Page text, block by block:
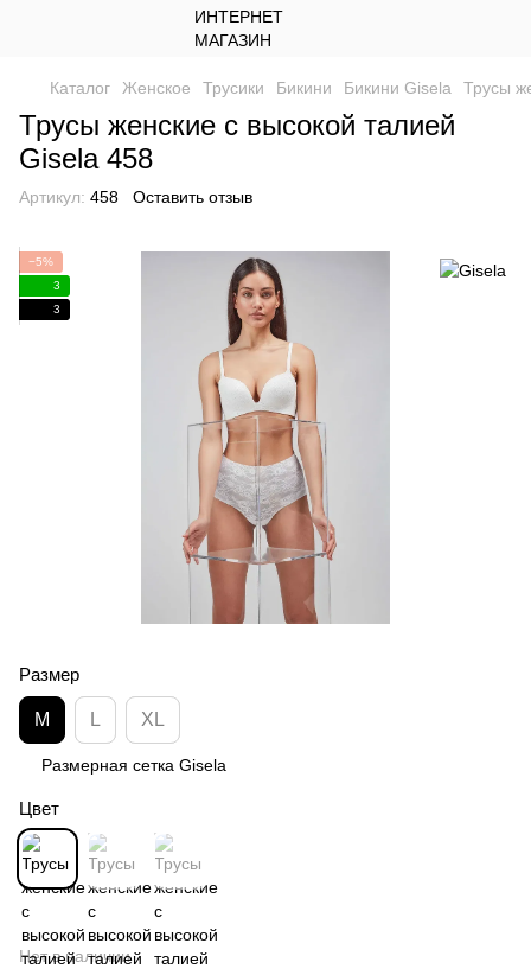
Каталог Женское Трусики Бикини Бикини Gisela Трусы
Трусы женские с высокой талией
Gisela 458
Артикул: 458 Оставить отзыв
−5%
3
3
Размер
M L XL
Размерная сетка Gisela
Цвет
Нет в наличии